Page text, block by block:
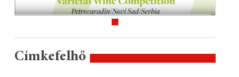
Címkefelhő